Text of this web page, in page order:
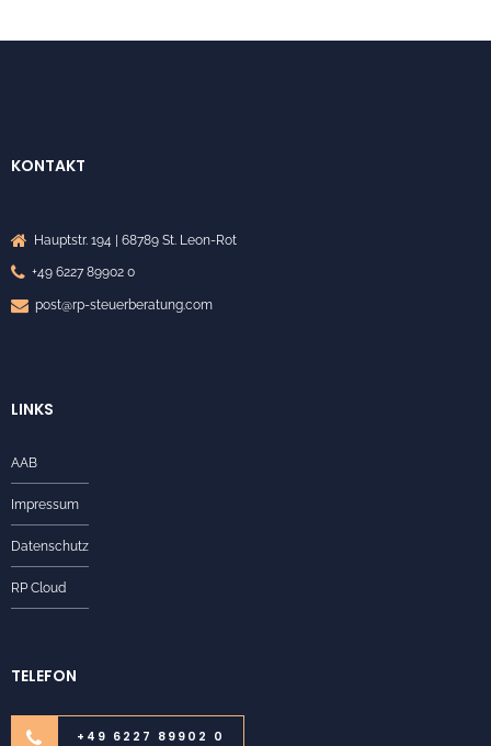
KONTAKT
Hauptstr. 194 | 68789 St. Leon-Rot
+49 6227 89902 0
post@rp-steuerberatung.com
LINKS
AAB
Impressum
Datenschutz
RP Cloud
TELEFON
+49 6227 89902 0